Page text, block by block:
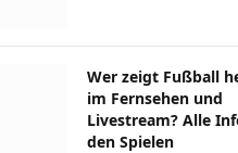
Wer zeigt Fußball
im Fernsehen und
Livestream? Alle
den Spielen